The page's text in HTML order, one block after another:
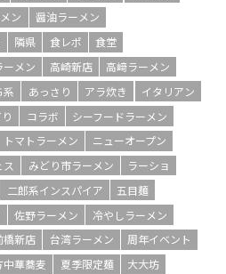
ン
醤油ラーメン
隣県 食レポ
食堂
ーメン 高崎新店
高﨑ラーメン
系 あっさり アラ炊き
イタリアン
コラボ
シーフードラーメン
トマトラーメン
ニューオープン
ス みどり市ラーメン
ラーショ
二郎系インスパイア
五目麺
佐野ラーメン
冷やしラーメン
橋新店 台湾ラーメン
周年イベント
中華蕎麦 夏季限定麺
大大坊